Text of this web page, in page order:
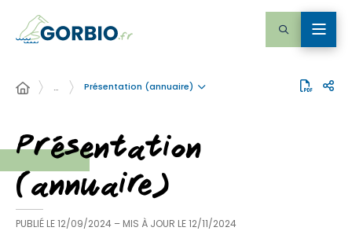
… Présentation (annuaire)
Présentation
(annuaire)
PUBLIÉ LE12/09/2024 – MIS À JOUR LE12/11/2024